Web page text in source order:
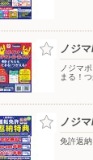
ングー×ノジマキャンペ
中！
ノジ
ノジマ
まる！
ノジ
免許返